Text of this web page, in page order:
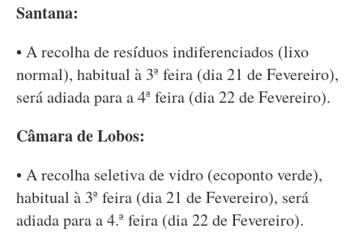
Santana:
• A recolha de resíduos indiferenciados (lixo
normal), habitual à 3ª feira (dia 21 de Fevereiro),
será adiada para a 4ª feira (dia 22 de Fevereiro).
Câmara de Lobos:
• A recolha seletiva de vidro (ecoponto verde),
habitual à 3ª feira (dia 21 de Fevereiro), será
adiada para a 4.ª feira (dia 22 de Fevereiro).